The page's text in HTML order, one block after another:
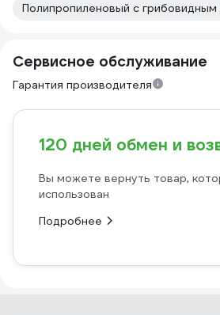
Полипропиленовый с
Сервисное обслуживание
Гарантия производителя
120 дней обмен и
Вы можете вернуть товар,
использован
Подробнее